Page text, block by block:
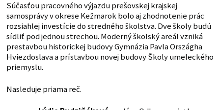
Súčasťou pracovného výjazdu prešovskej krajskej
samosprávy v okrese Kežmarok bolo aj zhodnotenie prác
rozsiahlej investície do stredného školstva. Dve školy budú
sídliť pod jednou strechou. Moderný školský areál vzniká
prestavbou historickej budovy Gymnázia Pavla Országha
Hviezdoslava a prístavbou novej budovy Školy umeleckého
priemyslu.
Nasleduje priama reč.